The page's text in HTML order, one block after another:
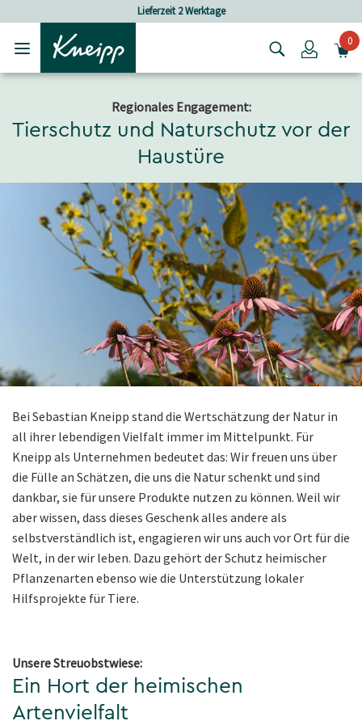
Versandkostenfrei ab 25 € Bestellwert
Login0
Regionales Engagement:
Tierschutz und Naturschutz vor der
Haustüre
Bei Sebastian Kneipp stand die Wertschätzung der Natur in
all ihrer lebendigen Vielfalt immer im Mittelpunkt. Für
Kneipp als Unternehmen bedeutet das: Wir freuen uns über
die Fülle an Schätzen, die uns die Natur schenkt und sind
dankbar, sie für unsere Produkte nutzen zu können. Weil wir
aber wissen, dass dieses Geschenk alles andere als
selbstverständlich ist, engagieren wir uns auch vor Ort für die
Welt, in der wir leben. Dazu gehört der Schutz heimischer
Pflanzenarten ebenso wie die Unterstützung lokaler
Hilfsprojekte für Tiere.
Unsere Streuobstwiese:
Ein Hort der heimischen
Artenvielfalt